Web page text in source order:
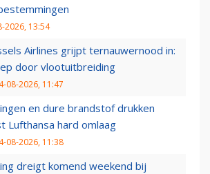
2026, 13:54
Airlines grijpt ternauwernood in:
door vlootuitbreiding
08-2026, 11:47
en dure brandstof drukken
Lufthansa hard omlaag
08-2026, 11:38
dreigt komend weekend bij